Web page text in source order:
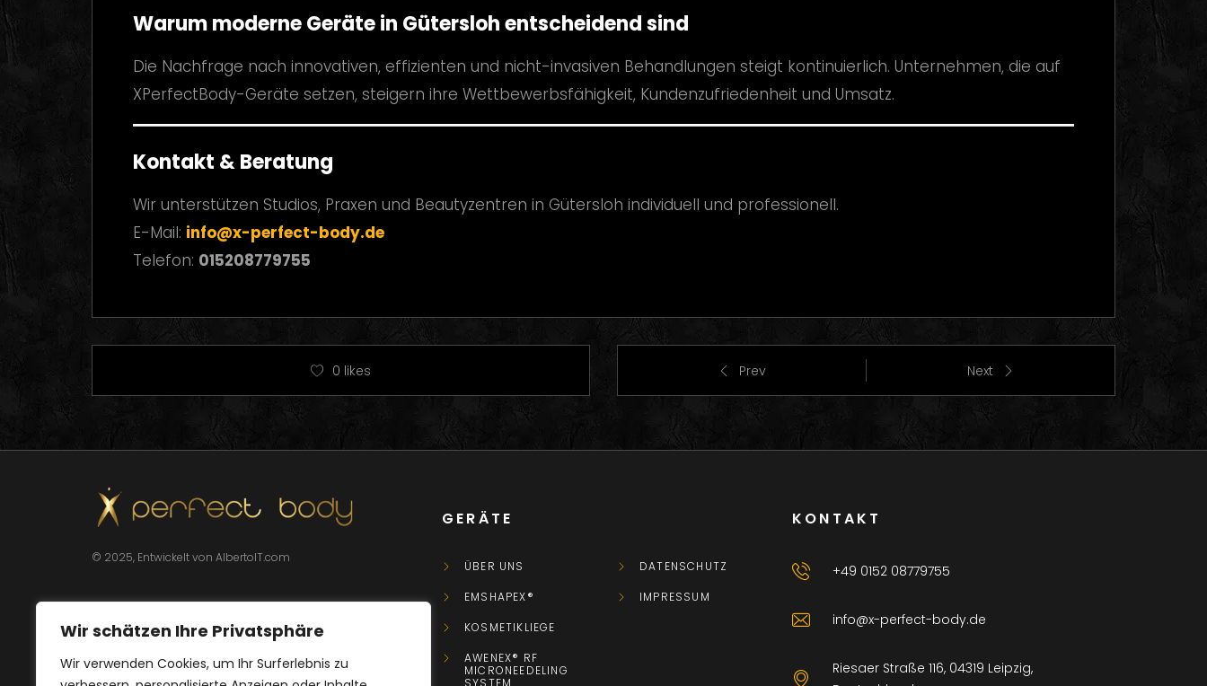
Wir schätzen Ihre Privatsphäre
Wir verwenden Cookies, um Ihr Surferlebnis zu
Warum moderne Geräte in Gütersloh entscheidend sind
Die Nachfrage nach innovativen, effizienten und nicht-invasiven Behandlungen steigt kontinuierlich. Unternehmen, die auf
XPerfectBody-Geräte setzen, steigern ihre Wettbewerbsfähigkeit, Kundenzufriedenheit und Umsatz.
Kontakt & Beratung
Wir unterstützen Studios, Praxen und Beautyzentren in Gütersloh individuell und professionell.
E-Mail: info@x-perfect-body.de
Telefon: 015208779755
0 likes Prev Next
© 2025, Entwickelt von AlbertoIT.com
GERÄTE
ÜBER UNS
EMSHAPEX®
KOSMETIKLIEGE
AWENEX® RF
MICRONEEDELING
SYSTEM
DATENSCHUTZ
IMPRESSUM
KONTAKT
+49 0152 08779755
info@x-perfect-body.de
Riesaer Straße 116, 04319 Leipzig,